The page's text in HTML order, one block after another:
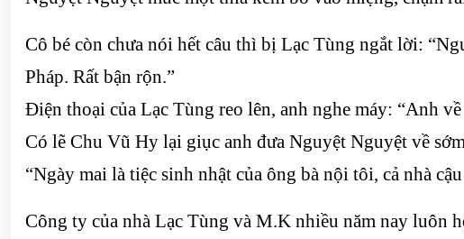
Cô bé còn chưa nói hết câu thì bị Lạc Tùng ngắt lời:
Pháp. Rất bận rộn.”
Điện thoại của Lạc Tùng reo lên, anh nghe máy: “Anh
Có lẽ Chu Vũ Hy lại giục anh đưa Nguyệt Nguyệt về
“Ngày mai là tiệc sinh nhật của ông bà nội tôi, cả nhà
Công ty của nhà Lạc Tùng và M.K nhiều năm nay luôn